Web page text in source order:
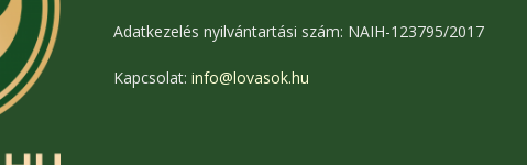
Adatkezelés nyilvántartási szám: NAIH-123795/2017
Kapcsolat: info@lovasok.hu